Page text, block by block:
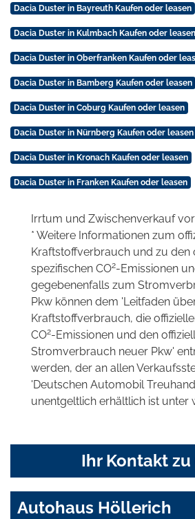
Dacia Duster in Bayreuth Kaufen oder leasen
Dacia Duster in Kulmbach Kaufen oder leasen
Dacia Duster in Oberfranken Kaufen oder
Dacia Duster in Bamberg Kaufen oder leasen
Dacia Duster in Coburg Kaufen oder leasen
Dacia Duster in Nürnberg Kaufen oder leasen
Dacia Duster in Kronach Kaufen oder leasen
Dacia Duster in Franken Kaufen oder leasen
Irrtum und Zwischenverkauf
* Weitere Informationen zum
Kraftstoffverbrauch und zu den
spezifischen CO2-Emissionen
gegebenenfalls zum
Pkw können dem 'Leitfaden
Kraftstoffverbrauch, die
CO2-Emissionen und den
Stromverbrauch neuer Pkw'
werden, der an allen
'Deutschen Automobil
unentgeltlich erhältlich ist unter
Ihr Kontakt zu
Autohaus Höllerich